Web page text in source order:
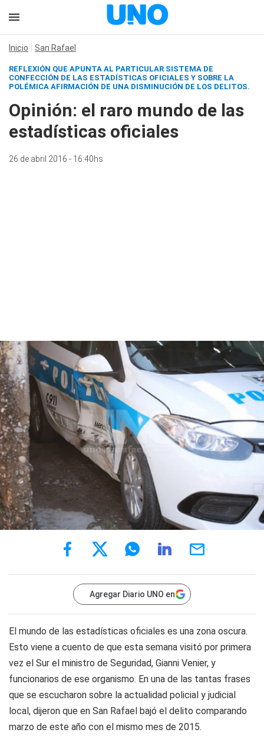
Inicio San Rafael
REFLEXIÓN QUE APUNTA AL PARTICULAR SISTEMA DE
CONFECCIÓN DE LAS ESTADÍSTICAS OFICIALES Y SOBRE LA
POLÉMICA AFIRMACIÓN DE UNA DISMINUCIÓN DE LOS DELITOS.
Opinión: el raro mundo de las
estadísticas oficiales
26 de abril 2016 - 16:40hs
Agregar Diario UNO en
El mundo de las estadísticas oficiales es una zona oscura.
Esto viene a cuento de que esta semana visitó por primera
vez el Sur el ministro de Seguridad, Gianni Venier, y
funcionarios de ese organismo. En una de las tantas frases
que se escucharon sobre la actualidad policial y judicial
local, dijeron que en San Rafael bajó el delito comparando
marzo de este año con el mismo mes de 2015.